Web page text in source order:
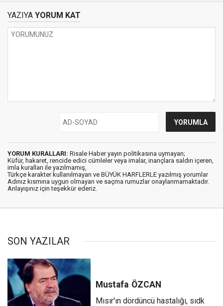
YAZIYA YORUM KAT
YORUM KURALLARI: Risale Haber yayın politikasına uymayan;
Küfür, hakaret, rencide edici cümleler veya imalar, inançlara saldırı içeren,
imla kuralları ile yazılmamış,
Türkçe karakter kullanılmayan ve BÜYÜK HARFLERLE yazılmış yorumlar
Adınız kısmına uygun olmayan ve saçma rumuzlar onaylanmamaktadır.
Anlayışınız için teşekkür ederiz.
SON YAZILAR
Mustafa ÖZCAN
Mısır'ın dördüncü hastalığı, sıdk